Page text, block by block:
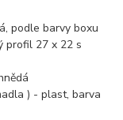
podle barvy boxu
profil 27 x 22 s
) - plast, barva